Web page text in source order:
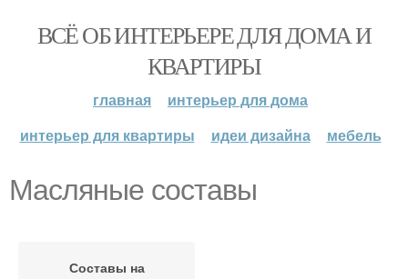
ВСЁ ОБ ИНТЕРЬЕРЕ ДЛЯ ДОМА И
КВАРТИРЫ
главная
интерьер для дома
интерьер для квартиры
идеи дизайна мебель
Масляные составы
Составы на